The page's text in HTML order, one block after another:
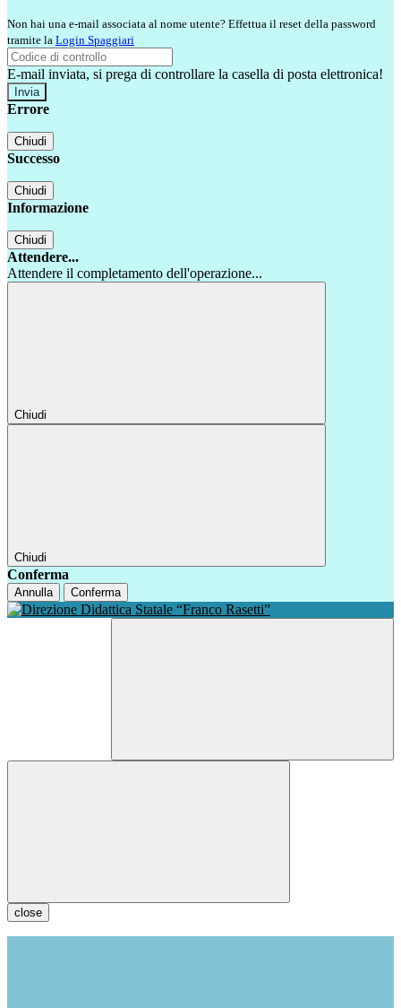
Non hai una e-mail associata al nome utente? Effettua il reset della password
tramite la Login Spaggiari
E-mail inviata, si prega di controllare la casella di posta elettronica!
Errore
Chiudi
Successo
Chiudi
Informazione
Chiudi
Attendere...
Attendere il completamento dell'operazione...
Chiudi
Chiudi
Conferma
Annulla Conferma
close